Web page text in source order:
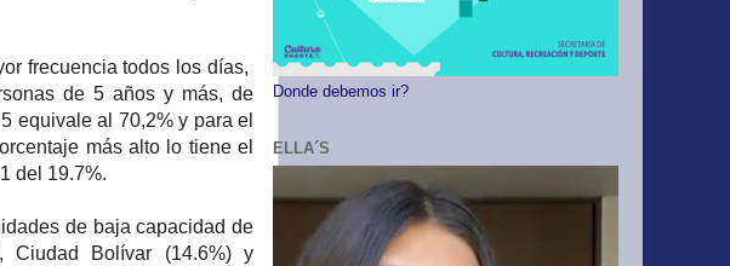
frecuencia todos los días,
de 5 años y más, de
equivale al 70,2% y para el
más alto lo tiene el
del 19.7%.
de baja capacidad de
Ciudad Bolívar (14.6%) y
Donde debemos ir?
ELLA´S